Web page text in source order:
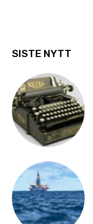
SISTE NYTT